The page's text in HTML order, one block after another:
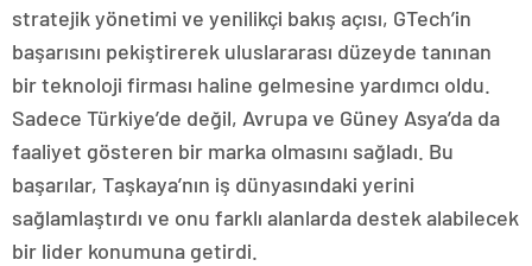
stratejik yönetimi ve yenilikçi bakış açısı, GTech’in
başarısını pekiştirerek uluslararası düzeyde tanınan
bir teknoloji firması haline gelmesine yardımcı oldu.
Sadece Türkiye’de değil, Avrupa ve Güney Asya’da da
faaliyet gösteren bir marka olmasını sağladı. Bu
başarılar, Taşkaya’nın iş dünyasındaki yerini
sağlamlaştırdı ve onu farklı alanlarda destek alabilecek
bir lider konumuna getirdi.